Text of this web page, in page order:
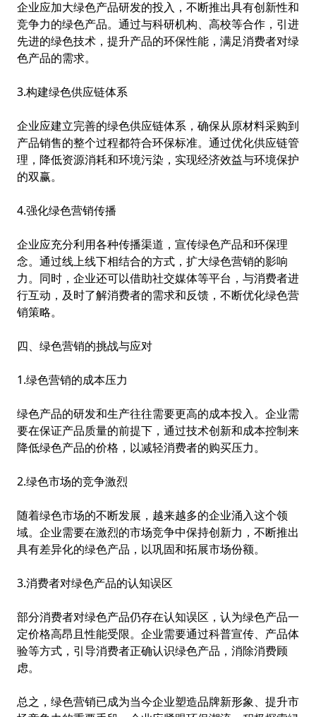
企业应加大绿色产品研发的投入，不断推出具有创新性和
竞争力的绿色产品。通过与科研机构、高校等合作，引进
先进的绿色技术，提升产品的环保性能，满足消费者对绿
色产品的需求。
3.构建绿色供应链体系
企业应建立完善的绿色供应链体系，确保从原材料采购到
产品销售的整个过程都符合环保标准。通过优化供应链管
理，降低资源消耗和环境污染，实现经济效益与环境保护
的双赢。
4.强化绿色营销传播
企业应充分利用各种传播渠道，宣传绿色产品和环保理
念。通过线上线下相结合的方式，扩大绿色营销的影响
力。同时，企业还可以借助社交媒体等平台，与消费者进
行互动，及时了解消费者的需求和反馈，不断优化绿色营
销策略。
四、绿色营销的挑战与应对
1.绿色营销的成本压力
绿色产品的研发和生产往往需要更高的成本投入。企业需
要在保证产品质量的前提下，通过技术创新和成本控制来
降低绿色产品的价格，以减轻消费者的购买压力。
2.绿色市场的竞争激烈
随着绿色市场的不断发展，越来越多的企业涌入这个领
域。企业需要在激烈的市场竞争中保持创新力，不断推出
具有差异化的绿色产品，以巩固和拓展市场份额。
3.消费者对绿色产品的认知误区
部分消费者对绿色产品仍存在认知误区，认为绿色产品一
定价格高昂且性能受限。企业需要通过科普宣传、产品体
验等方式，引导消费者正确认识绿色产品，消除消费顾
虑。
总之，绿色营销已成为当今企业塑造品牌新形象、提升市